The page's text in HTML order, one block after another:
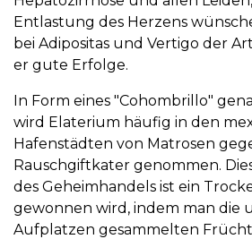
Entlastung des Herzens
bei Adipositas und Vertigo der
er gute Erfolge.
In Form eines "Cohombrillo"
wird Elaterium häufig in den
Hafenstädten von Matrosen
Rauschgiftkater genommen.
des Geheimhandels ist ein
gewonnen wird, indem man die
Aufplatzen gesammelten